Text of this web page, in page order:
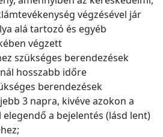
végzésével jár
alá tartozó és egyéb
végzett
szükséges berendezések
hosszabb időre
berendezések
3 napra, kivéve azokon a
a bejelentés (lásd lent)